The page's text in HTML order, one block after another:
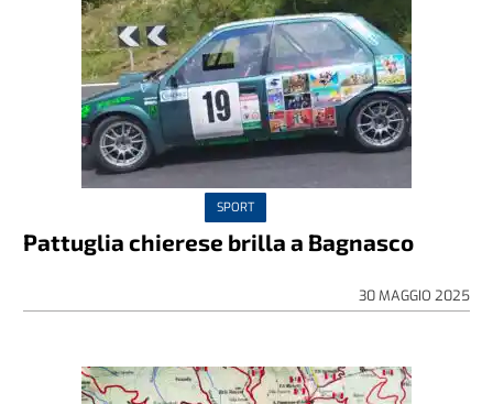
SPORT
Pattuglia chierese brilla a Bagnasco
30 MAGGIO 2025